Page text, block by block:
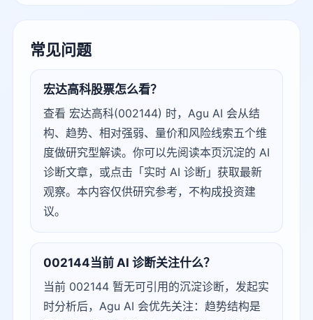
常见问题
宏达高科股票怎么看？
查看 宏达高科(002144) 时，Agu AI 会从结
构、趋势、相对强弱、量价和风险线索五个维
度做研究型解读。你可以先阅读本页沉淀的 AI
诊断文章，或点击「实时 AI 诊断」获取最新
观察。本内容仅供研究参考，不构成投资建
议。
002144当前 AI 诊断关注什么？
当前 002144 暂无可引用的沉淀诊断，发起实
时分析后，Agu AI 会优先关注：趋势结构是